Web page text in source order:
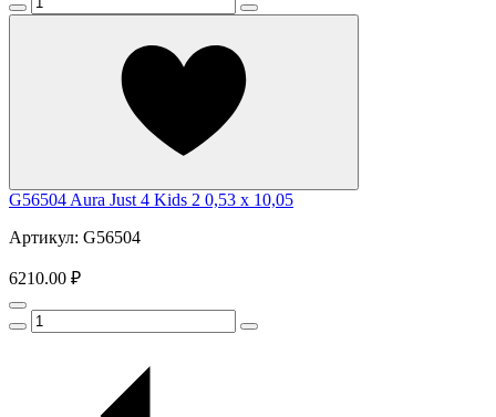
G56504 Aura Just 4 Kids 2 0,53 x 10,05
Артикул: G56504
6210.00 ₽